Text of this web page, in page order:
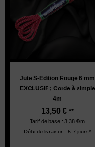
Jute S-Edition Rouge 6 mm
EXCLUSIF ; Corde à simple
4m
13,50 € **
Tarif de base : 3,38 €/m
Délai de livraison : 5-7 jours*